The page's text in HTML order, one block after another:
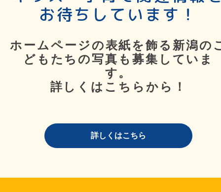
お待ちしています！
ホームページの表紙を飾る新潟の
どもたちの写真も募集していま
す。
詳しくはこちらから！
詳しくはこちら